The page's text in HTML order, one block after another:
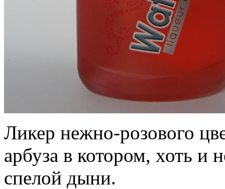
Ликер нежно-розового
арбуза в котором, хоть и
спелой дыни.